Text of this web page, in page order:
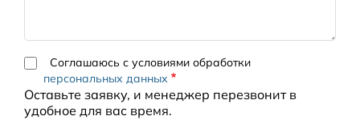
Соглашаюсь с условиями обработки
персональных данных
Оставьте заявку, и менеджер перезвонит в
удобное для вас время.